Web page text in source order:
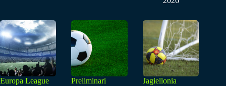
Europa League
Preliminari
Jagiellonia